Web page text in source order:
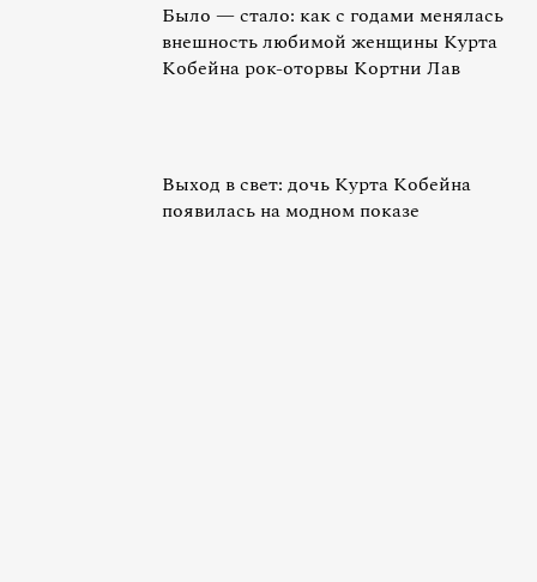
Было — стало: как с годами менялась
внешность любимой женщины Курта
Кобейна рок-оторвы Кортни Лав
Выход в свет: дочь Курта Кобейна
появилась на модном показе